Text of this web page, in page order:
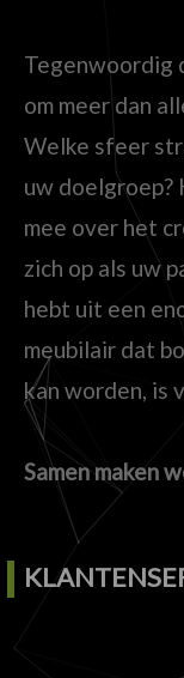
Tegenwoordig
om meer dan
Welke sfeer
uw doelgroep?
mee over het
zich op als uw
hebt uit een
meubilair dat
kan worden, is
Samen maken